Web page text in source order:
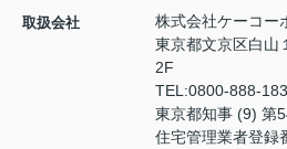
取扱会社
株式会社ケーコ
東京都文京区白山
2F
TEL:0800-888-
東京都知事 (9) 第
住宅管理業者登録